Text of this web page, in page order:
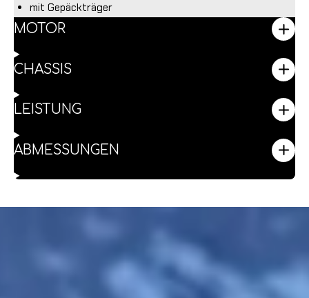
mit Gepäckträger
MOTOR
CHASSIS
LEISTUNG
ABMESSUNGEN